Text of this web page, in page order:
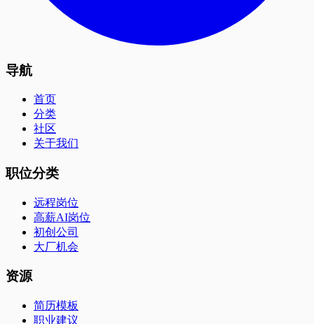
导航
首页
分类
社区
关于我们
职位分类
远程岗位
高薪AI岗位
初创公司
大厂机会
资源
简历模板
职业建议